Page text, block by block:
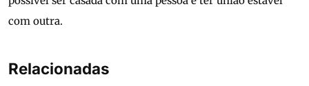
com outra.
Relacionadas